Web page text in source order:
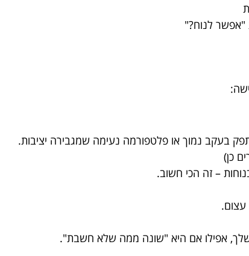
"אפשר לנוח?"
בעקב נמוך או פלטפורמה נעימה שמגבירה יציבות.
כן)
– זה הכי חשוב.
עצום.
אפילו אם היא "שונה ממה שלא חשבת".